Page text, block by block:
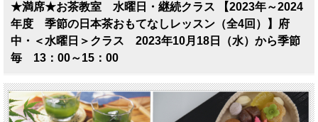
★満席★お茶教室 水曜日・継続クラス 【2023年～2024
年度 季節の日本茶おもてなしレッスン（全4回）】府
中・＜水曜日＞クラス 2023年10月18日（水）から季節
毎 13：00～15：00